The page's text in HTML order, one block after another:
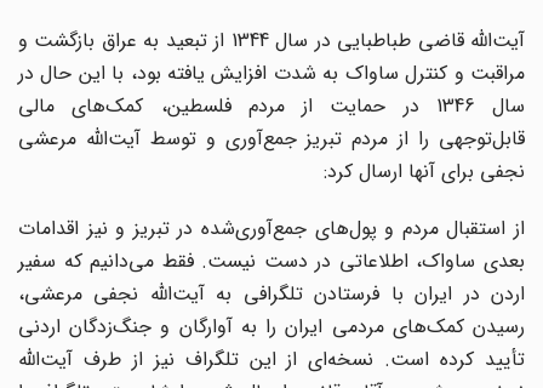
آیت‌الله قاضی طباطبایی در سال 1344 از تبعید به عراق بازگشت و
مراقبت و کنترل ساواک به شدت افزایش یافته بود، با این حال در
سال 1346 در حمایت از مردم فلسطین، کمک‌های مالی
قابل‌توجهی را از مردم تبریز جمع‌آوری و توسط آیت‌الله مرعشی
نجفی برای آنها ارسال کرد:
از استقبال مردم و پول‌های جمع‌آوری‌شده در تبریز و نیز اقدامات
بعدی ساواک، اطلاعاتی در دست نیست. فقط می‌دانیم که سفیر
اردن در ایران با فرستادن تلگرافی به آیت‌الله نجفی مرعشی،
رسیدن کمک‌های مردمی ایران را به آوارگان و جنگ‌زدگان اردنی
تأیید کرده است. نسخه‌ای از این تلگراف نیز از طرف آیت‌الله